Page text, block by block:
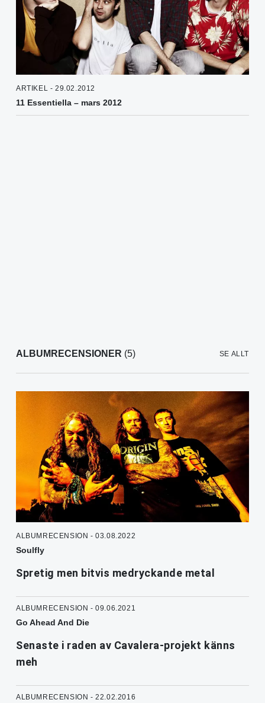
ARTIKEL - 29.02.2012
11 Essentiella – mars 2012
ALBUMRECENSIONER (5) SE ALLT
ALBUMRECENSION - 03.08.2022
Soulfly
Spretig men bitvis medryckande metal
ALBUMRECENSION - 09.06.2021
Go Ahead And Die
Senaste i raden av Cavalera-projekt känns
meh
ALBUMRECENSION - 22.02.2016